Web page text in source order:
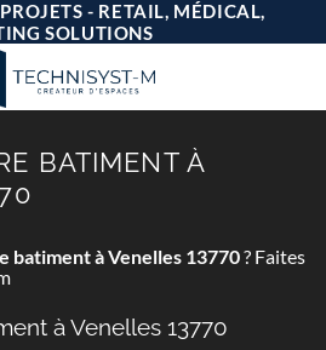
- RETAIL, MÉDICAL,
SOLUTIONS
BATIMENT À
batiment à Venelles 13770? Faites
à Venelles 13770